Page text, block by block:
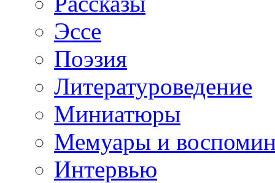
Эссе
Поэзия
Литературоведение
Миниатюры
Мемуары и
Интервью